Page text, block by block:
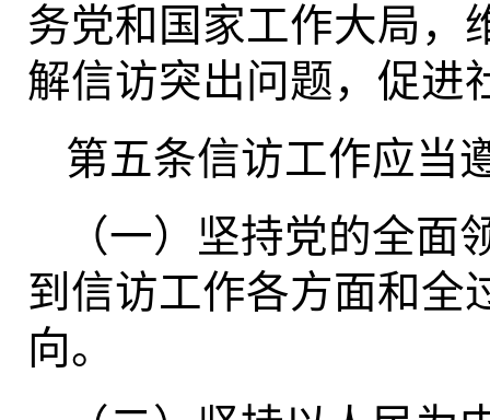
务党和国家工作大局，
解信访突出问题，促进
第五条信访工作应当
（一）坚持党的全
到信访工作各方面和全
向。